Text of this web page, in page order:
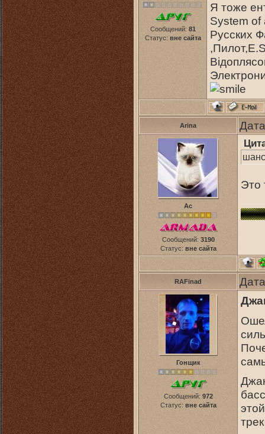
Сообщений: 81
Статус: вне сайта
Я тоже
System of
Русских
Arina
Ас
Сообщений: 3190
Статус: вне сайта
Это
RAFinad
Гонщик
Сообщений: 972
Статус: вне сайта